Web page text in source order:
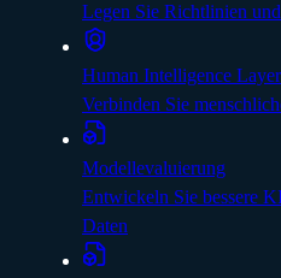
Legen Sie Richtlinien
Human Intelligence Layer
Verbinden Sie
Modellevaluierung
Entwickeln Sie bessere
Daten